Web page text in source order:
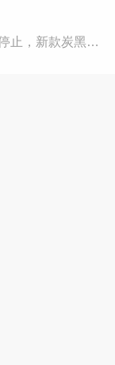
南京大展检测仪器，设备改进升级从未停止，新款炭黑含量测试仪成功升级